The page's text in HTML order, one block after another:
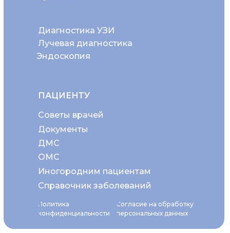
Политика
конфиденциальности
Согласие на обработку
персональных данных
Диагностика УЗИ
Эндоскопия
Лучевая диагностика
ПАЦИЕНТУ
Советы врачей
ОМС
Документы
ДМС
Иногородним пациентам
Справочник заболеваний